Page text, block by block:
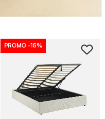
PROMO -15%